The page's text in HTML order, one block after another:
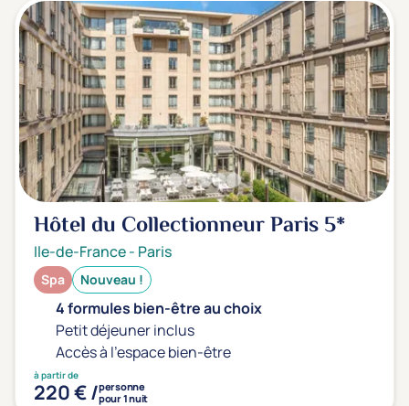
Hôtel du Collectionneur Paris5*
Ile-de-France- Paris
Spa Nouveau !
4 formules bien-être au choix
Petit déjeuner inclus
Accès à l'espace bien-être
à partir de
220 € /personne
pour 1 nuit